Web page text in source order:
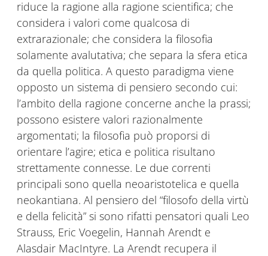
riduce la ragione alla ragione scientifica; che
considera i valori come qualcosa di
extrarazionale; che considera la filosofia
solamente avalutativa; che separa la sfera etica
da quella politica. A questo paradigma viene
opposto un sistema di pensiero secondo cui:
l’ambito della ragione concerne anche la prassi;
possono esistere valori razionalmente
argomentati; la filosofia può proporsi di
orientare l’agire; etica e politica risultano
strettamente connesse. Le due correnti
principali sono quella neoaristotelica e quella
neokantiana. Al pensiero del “filosofo della virtù
e della felicità” si sono rifatti pensatori quali Leo
Strauss, Eric Voegelin, Hannah Arendt e
Alasdair MacIntyre. La Arendt recupera il